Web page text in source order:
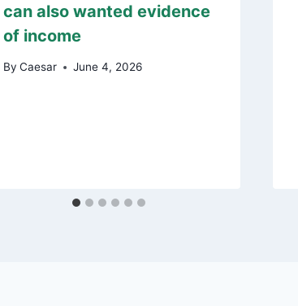
can also wanted evidence
of income
By Caesar June 4, 2026